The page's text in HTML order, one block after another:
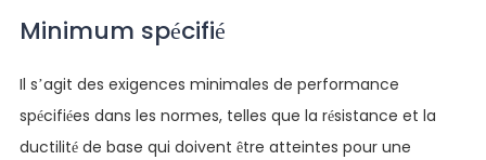
Minimum spécifié
Il s’agit des exigences minimales de performance
spécifiées dans les normes, telles que la résistance et la
ductilité de base qui doivent être atteintes pour une